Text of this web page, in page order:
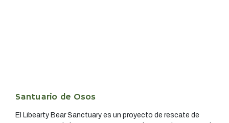
Santuario de Osos
El Libearty Bear Sanctuary es un proyecto de rescate de